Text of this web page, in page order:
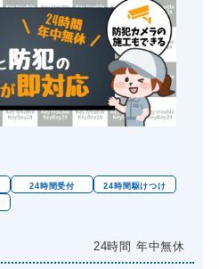
8,800円～(税込)
10,780円～(税込)
11,000円～(税込)
24時間受付
24時間駆けつけ
24時間 年中無休